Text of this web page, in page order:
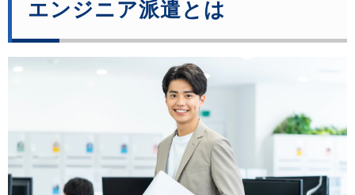
エンジニア派遣とは